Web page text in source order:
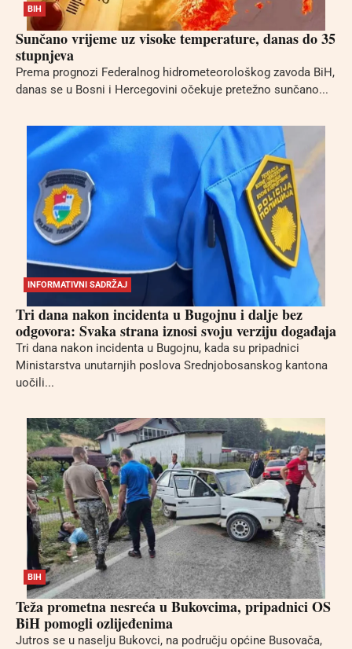
BIH
Sunčano vrijeme uz visoke temperature, danas do 35
stupnjeva
Prema prognozi Federalnog hidrometeorološkog zavoda BiH,
danas se u Bosni i Hercegovini očekuje pretežno sunčano...
INFORMATIVNI SADRŽAJ
Tri dana nakon incidenta u Bugojnu i dalje bez
odgovora: Svaka strana iznosi svoju verziju događaja
Tri dana nakon incidenta u Bugojnu, kada su pripadnici
Ministarstva unutarnjih poslova Srednjobosanskog kantona
uočili...
BIH
Teža prometna nesreća u Bukovcima, pripadnici OS
BiH pomogli ozlijeđenima
Jutros se u naselju Bukovci, na području općine Busovača,